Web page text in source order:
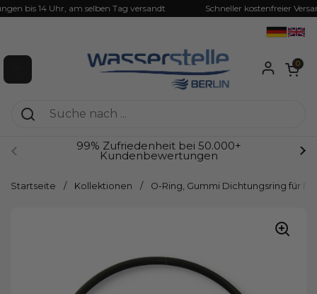
Zum Inhalt springen
bis 14 Uhr, am selben Tag versandt Schneller kostenfreier
Menü öffnen
Warenkorb
0
Zurück
99% Zufriedenheit bei 50.000+
Kundenbewertungen
Startseite / Kollektionen / O-Ring, Gummi Dichtungsring für